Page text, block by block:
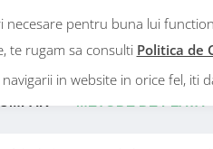
pentru buna lui
te rugam sa consulti Politica de
navigarii in website in orice fel, iti